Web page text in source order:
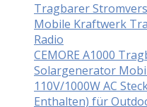
Tragbarer
Mobile Kraftwerk
Radio
CEMORE A1000
Solargenerator
110V/1000W AC
Enthalten) für